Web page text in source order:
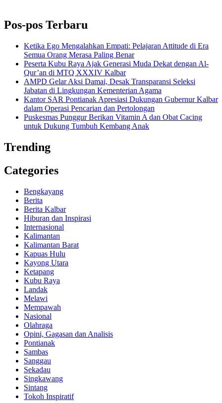
Pos-pos Terbaru
Ketika Ego Mengalahkan Empati: Pelajaran Attitude di Era
Semua Orang Merasa Paling Benar
Peserta Kubu Raya Ajak Generasi Muda Dekat dengan Al-
Qur’an di MTQ XXXIV Kalbar
AMPD Gelar Aksi Damai, Desak Transparansi Seleksi
Jabatan di Lingkungan Kementerian Agama
Kantor SAR Pontianak Apresiasi Dukungan Gubernur Kalbar
dalam Operasi Pencarian dan Pertolongan
Puskesmas Punggur Berikan Vitamin A dan Obat Cacing
untuk Dukung Tumbuh Kembang Anak
Trending
Categories
Bengkayang
Berita
Berita Kalbar
Hiburan dan Inspirasi
Internasional
Kalimantan
Kalimantan Barat
Kapuas Hulu
Kayong Utara
Ketapang
Kubu Raya
Landak
Melawi
Mempawah
Nasional
Olahraga
Opini, Gagasan dan Analisis
Pontianak
Sambas
Sanggau
Sekadau
Singkawang
Sintang
Tokoh Inspiratif